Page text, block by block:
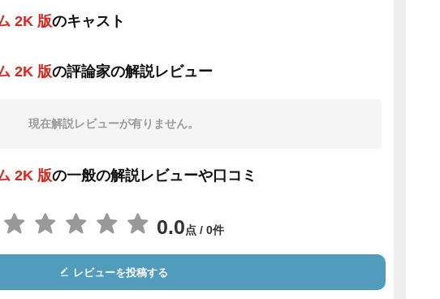
2K 版のキャスト
2K 版の評論家の解説レビュー
現在解説レビューが有りません。
2K 版の一般の解説レビューや口コミ
0.0点 / 0件
レビューを投稿する